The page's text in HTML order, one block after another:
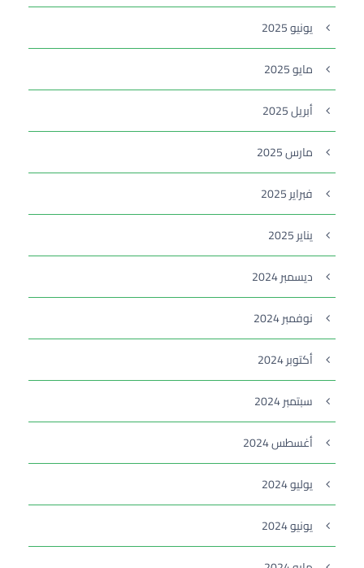
يونيو 2025
مايو 2025
أبريل 2025
مارس 2025
فبراير 2025
يناير 2025
ديسمبر 2024
نوفمبر 2024
أكتوبر 2024
سبتمبر 2024
أغسطس 2024
يوليو 2024
يونيو 2024